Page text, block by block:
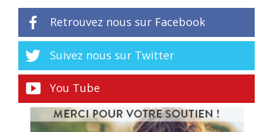
Retrouvez nous sur Facebook
Suivez nous sur Twitter
You Tube